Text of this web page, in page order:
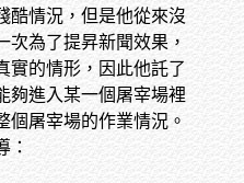
酷情況，但是他從來沒
次為了提昇新聞效果，
實的情形，因此他託了
夠進入某一個屠宰場裡
個屠宰場的作業情況。
：